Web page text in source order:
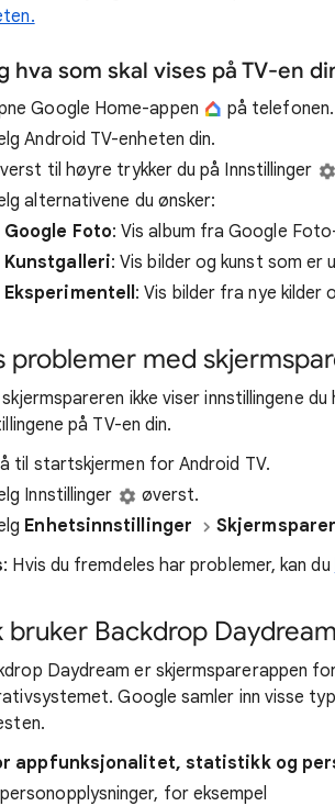
hva som skal vises på TV-en
Google Home-appen
på telefonen.
Android TV-enheten din.
til høyre trykker du på Innstillinger
alternativene du ønsker:
Google Foto: Vis album fra Google
Kunstgalleri: Vis bilder og kunst som er
Eksperimentell: Vis bilder fra nye kilder
problemer med
skjermspareren ikke viser innstillingene
på TV-en din.
til startskjermen for Android TV.
Innstillinger
øverst.
Enhetsinnstillinger Skjermsparer
: Hvis du fremdeles har problemer, kan du
bruker Backdrop
Daydream er skjermsparerappen
Google samler inn visse
appfunksjonalitet, statistikk og
personopplysninger, for eksempel